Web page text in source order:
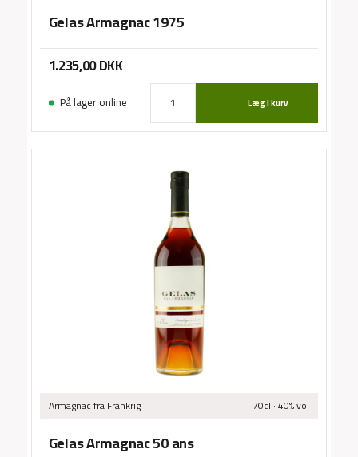
Gelas Armagnac 1975
1.235,00DKK
På lager online Læg i kurv
Armagnacfra Frankrig 70cl · 40% vol
Gelas Armagnac 50 ans